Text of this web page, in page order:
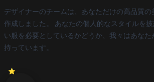
デザイナーのチームは、あなただけの高品質の
作成しました。 あなたの個人的なスタイルを
い服を必要としているかどうか、我々はあなた
持っています。